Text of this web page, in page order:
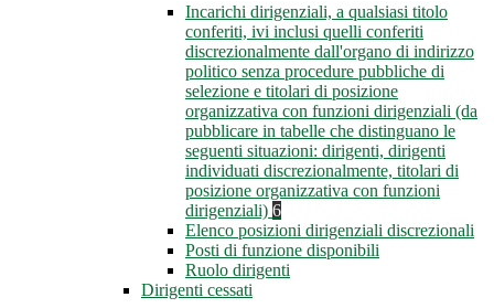
Incarichi dirigenziali, a qualsiasi titolo
conferiti, ivi inclusi quelli conferiti
discrezionalmente dall'organo di indirizzo
politico senza procedure pubbliche di
selezione e titolari di posizione
organizzativa con funzioni dirigenziali (da
pubblicare in tabelle che distinguano le
seguenti situazioni: dirigenti, dirigenti
individuati discrezionalmente, titolari di
posizione organizzativa con funzioni
dirigenziali) 6
Elenco posizioni dirigenziali discrezionali
Posti di funzione disponibili
Ruolo dirigenti
Dirigenti cessati